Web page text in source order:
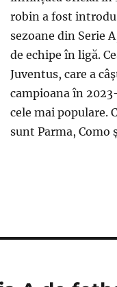
robin a fost
sezoane din Serie
de echipe în ligă.
Juventus, care a
campioana în
cele mai populare.
sunt Parma, Como